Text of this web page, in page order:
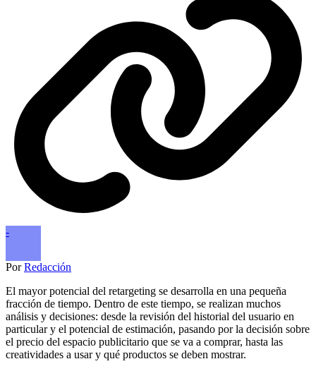
-
PorRedacción
El mayor potencial del retargeting se desarrolla en una pequeña
fracción de tiempo. Dentro de este tiempo, se realizan muchos
análisis y decisiones: desde la revisión del historial del usuario en
particular y el potencial de estimación, pasando por la decisión sobre
el precio del espacio publicitario que se va a comprar, hasta las
creatividades a usar y qué productos se deben mostrar.